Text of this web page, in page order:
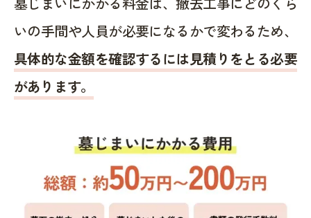
いの手間や人員が必要になるかで変わるため、
具体的な金額を確認するには見積りをとる必要
があります。